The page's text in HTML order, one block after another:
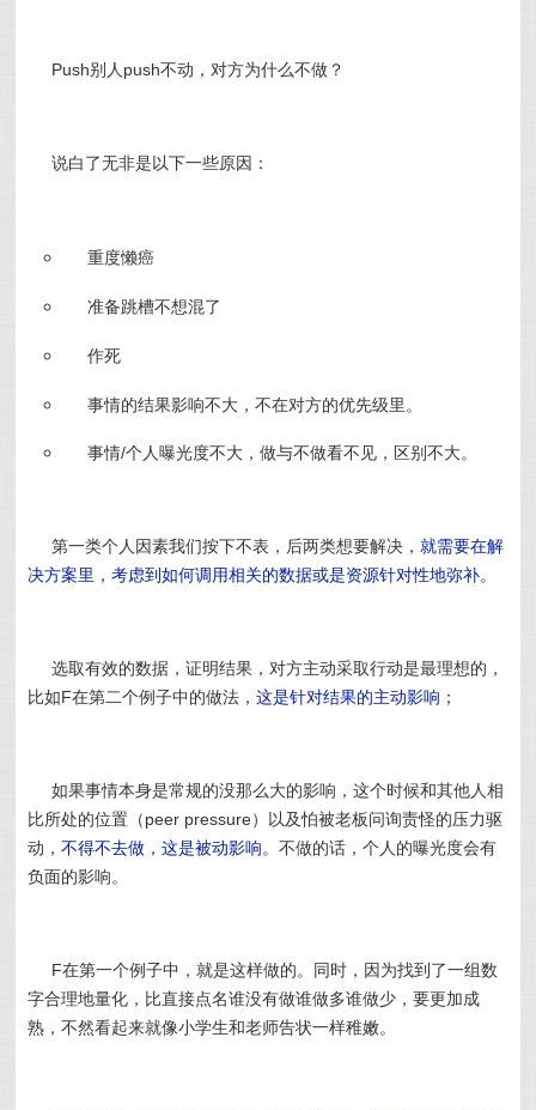
Push别人push不动，对方为什么不做？
说白了无非是以下一些原因：
重度懒癌
准备跳槽不想混了
作死
事情的结果影响不大，不在对方的优先级里。
事情/个人曝光度不大，做与不做看不见，区别不大。
第一类个人因素我们按下不表，后两类想要解决，就需要在解
决方案里，考虑到如何调用相关的数据或是资源针对性地弥补。
选取有效的数据，证明结果，对方主动采取行动是最理想的，
比如F在第二个例子中的做法，这是针对结果的主动影响；
如果事情本身是常规的没那么大的影响，这个时候和其他人相
比所处的位置（peer pressure）以及怕被老板问询责怪的压力驱
动，不得不去做，这是被动影响。不做的话，个人的曝光度会有
负面的影响。
F在第一个例子中，就是这样做的。 同时，因为找到了一组数
字合理地量化，比直接点名谁没有做谁做多谁做少，要更加成
熟，不然看起来就像小学生和老师告状一样稚嫩。